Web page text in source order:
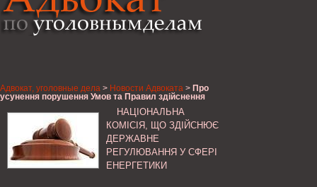
Адвокат, уголовные дела > Новости Адвоката > Про
усунення порушення Умов та Правил здійснення
електричної енергії ТОВ «Енергія Карпат»,
Національна комісія, що здійснює державне
регулювання у сфері енергетики
НАЦІОНАЛЬНА
КОМІСІЯ, ЩО ЗДІЙСНЮЄ
ДЕРЖАВНЕ
РЕГУЛЮВАННЯ У СФЕРІ
ЕНЕРГЕТИКИ